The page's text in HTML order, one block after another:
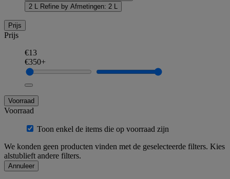
2 L
Refine by Afmetingen: 2 L
Prijs
Prijs
€13
€350+
Voorraad
Voorraad
Toon enkel de items die op voorraad zijn
We konden geen producten vinden met de geselecteerde filters. Kies
alstublieft andere filters.
Annuleer